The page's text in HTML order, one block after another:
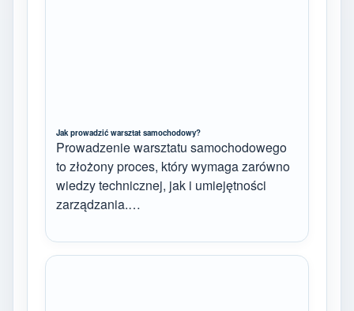
Jak prowadzić warsztat samochodowy?
Prowadzenie warsztatu samochodowego
to złożony proces, który wymaga zarówno
wiedzy technicznej, jak i umiejętności
zarządzania.…